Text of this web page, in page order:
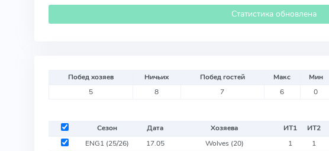
Статистика обновлена
Побед хозяев Ничьих Побед гостей Макс Мин
5
8 7 6 0
Сезон Дата Хозяева ИТ1 ИТ2
ENG1 (25/26)
17.05 Wolves (20) 1 1